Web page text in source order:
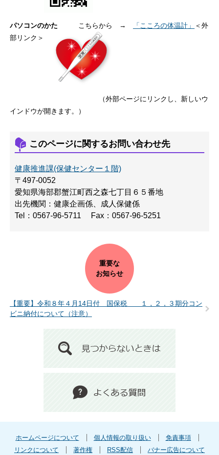
パソコンのかた こちらから → 「こころの体温計」
＜外
部リンク＞
（外部ページにリンクし、新しいウ
インドウが開きます。）
このページに関するお問い合わせ先
健康推進課(保健センター１階)
〒497-0052
愛知県海部郡蟹江町西之森七丁目６５番地
出先機関：健康企画係、成人保健係
Tel：0567-96-5711
Fax：0567-96-5251
重要な
お知らせ
【重要】令和８年４月14日付 国保税 １，２，３期分コン
ビニ納付について（注意）
ホームページについて 個人情報の取り扱い
免責事項
リンクについて
著作権 RSS配信 バナー広告について